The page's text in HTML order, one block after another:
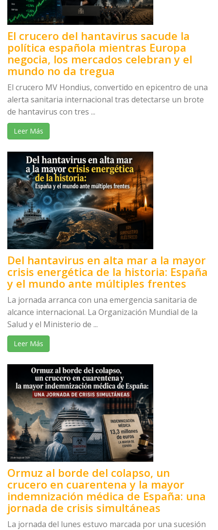
El crucero del hantavirus sacude la
política española mientras Europa
negocia, los mercados celebran y el
mundo no da tregua
El crucero MV Hondius, convertido en epicentro de una
alerta sanitaria internacional tras detectarse un brote
de hantavirus con tres ...
Leer Más
Del hantavirus en alta mar a la mayor
crisis energética de la historia: España
y el mundo ante múltiples frentes
La jornada arranca con una emergencia sanitaria de
alcance internacional. La Organización Mundial de la
Salud y el Ministerio de ...
Leer Más
Ormuz al borde del colapso, un
crucero en cuarentena y la mayor
indemnización médica de España: una
jornada de crisis simultáneas
La jornada del lunes estuvo marcada por una sucesión